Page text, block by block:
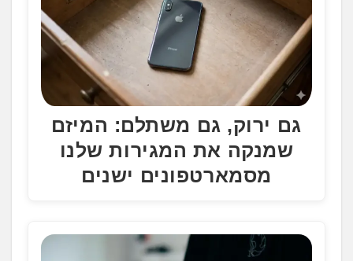
גם ירוק, גם משתלם: המיזם
שמנקה את המגירות שלנו
מסמארטפונים ישנים